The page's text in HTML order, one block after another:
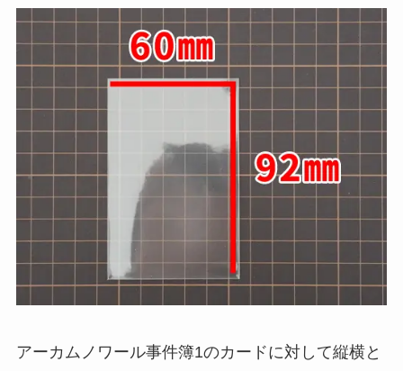
アーカムノワール事件簿1のカードに対して縦横と